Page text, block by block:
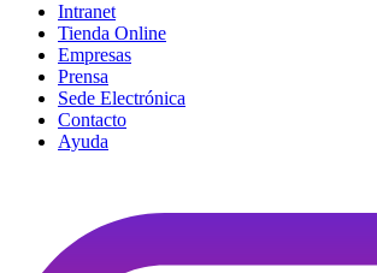
Intranet
Tienda Online
Empresas
Prensa
Sede Electrónica
Contacto
Ayuda